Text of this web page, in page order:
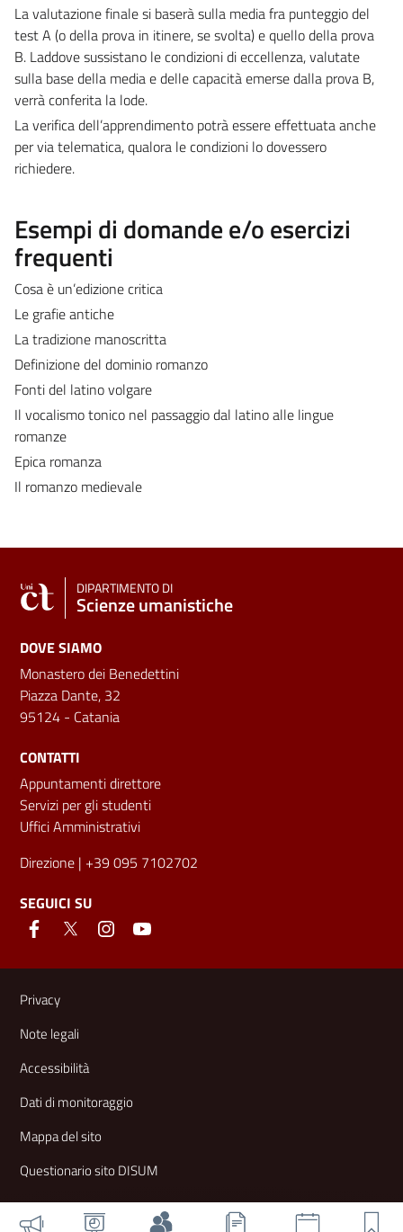
La valutazione finale si baserà sulla media fra punteggio del
test A (o della prova in itinere, se svolta) e quello della prova
B. Laddove sussistano le condizioni di eccellenza, valutate
sulla base della media e delle capacità emerse dalla prova B,
verrà conferita la lode.
La verifica dell’apprendimento potrà essere effettuata anche
per via telematica, qualora le condizioni lo dovessero
richiedere.
Esempi di domande e/o esercizi
frequenti
Cosa è un’edizione critica
Le grafie antiche
La tradizione manoscritta
Definizione del dominio romanzo
Fonti del latino volgare
Il vocalismo tonico nel passaggio dal latino alle lingue
romanze
Epica romanza
Il romanzo medievale
DIPARTIMENTO DI
Scienze umanistiche
DOVE SIAMO
Monastero dei Benedettini
Piazza Dante, 32
95124 - Catania
CONTATTI
Appuntamenti direttore
Servizi per gli studenti
Uffici Amministrativi
Direzione | +39 095 7102702
SEGUICI SU
Link e informazioni utili
Privacy
Note legali
Accessibilità
Dati di monitoraggio
Mappa del sito
Questionario sito DISUM